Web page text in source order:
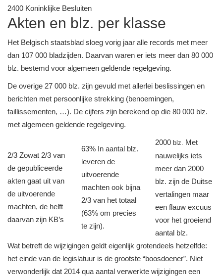
2400 Koninklijke Besluiten
Akten en blz. per klasse
Het Belgisch staatsblad sloeg vorig jaar alle records met meer
dan 107 000 bladzijden. Daarvan waren er iets meer dan 80 000
blz. bestemd voor algemeen geldende regelgeving.
De overige 27 000 blz. zijn gevuld met allerlei beslissingen en
berichten met persoonlijke strekking (benoemingen,
faillissementen, …). De cijfers zijn berekend op die 80 000 blz.
met algemeen geldende regelgeving.
2/3 Zowat 2/3 van
de gepubliceerde
akten gaat uit van
de uitvoerende
machten, de helft
daarvan zijn KB’s
63% In aantal blz.
leveren de
uitvoerende
machten ook bijna
2/3 van het totaal
(63% om precies
te zijn).
2000 blz. Met
nauwelijks iets
meer dan 2000
blz. zijn de Duitse
vertalingen maar
een flauw excuus
voor het groeiend
aantal blz.
Wat betreft de wijzigingen geldt eigenlijk grotendeels hetzelfde:
het einde van de legislatuur is de grootste “boosdoener”. Niet
verwonderlijk dat 2014 qua aantal verwerkte wijzigingen een